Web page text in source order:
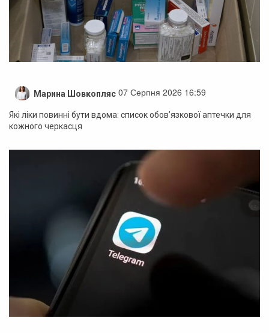
Марина Шовкопляс 07 Серпня 2026 16:59
Які ліки повинні бути вдома: список обов’язкової аптечки для
кожного черкасця